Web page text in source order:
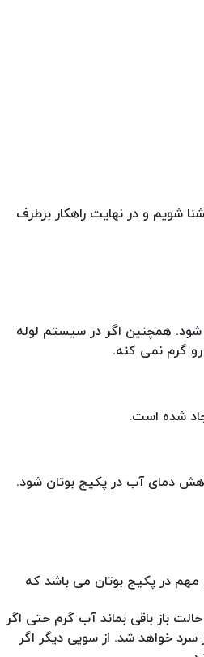
شویم و در نهایت راهکار برطرف
همچنین اگر در سیستم لوله
گرم نمی کنه.
شده است.
دمای آب در پکیج بوتان شود.
در پکیج بوتان می باشد که
باز باقی بماند آب گرم حتی اگر
خواهد شد. از سویی دیگر اگر